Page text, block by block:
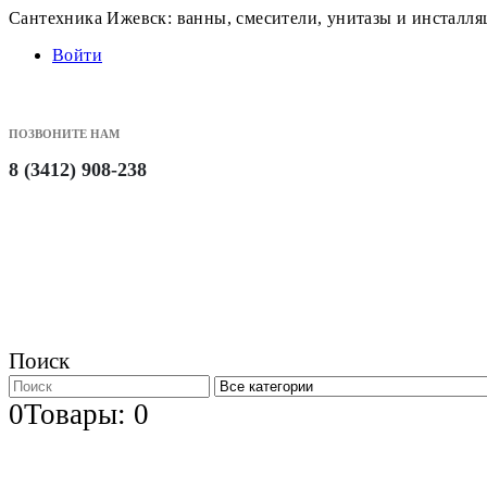
Сантехника Ижевск: ванны, смесители, унитазы и
Войти
ПОЗВОНИТЕ НАМ
8 (3412) 908-238
Поиск
0Товары: 0